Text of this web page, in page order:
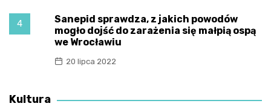
4
Sanepid sprawdza, z jakich powodów
mogło dojść do zarażenia się małpią ospą
we Wrocławiu
20 lipca 2022
Kultura